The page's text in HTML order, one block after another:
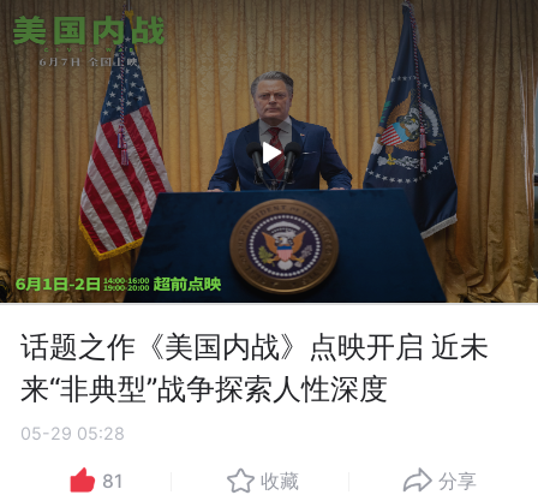
话题之作《美国内战》点映开启 近未
来“非典型”战争探索人性深度
05-29 05:28
81 收藏 分享